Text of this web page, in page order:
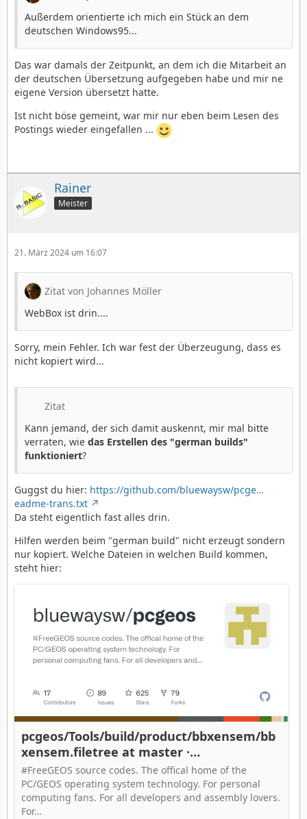
Außerdem orientierte ich mich ein Stück an dem
deutschen Windows95...
Das war damals der Zeitpunkt, an dem ich die Mitarbeit an
der deutschen Übersetzung aufgegeben habe und mir ne
eigene Version übersetzt hatte.
Ist nicht böse gemeint, war mir nur eben beim Lesen des
Postings wieder eingefallen ...
Rainer
Meister
21. März 2024 um 16:07
Zitat von Johannes Möller
WebBox ist drin....
Sorry, mein Fehler. Ich war fest der Überzeugung, dass es
nicht kopiert wird...
Zitat
Kann jemand, der sich damit auskennt, mir mal bitte
verraten, wie das Erstellen des "german builds"
funktioniert?
Guggst du hier: https://github.com/bluewaysw/pcge…
eadme-trans.txt
Da steht eigentlich fast alles drin.
Hilfen werden beim "german build" nicht erzeugt sondern
nur kopiert. Welche Dateien in welchen Build kommen,
steht hier:
pcgeos/Tools/build/product/bbxensem/bb
xensem.filetree at master ·
bluewaysw/pcgeos
#FreeGEOS source codes. The offical home of the
PC/GEOS operating system technology. For personal
computing fans. For all developers and assembly lovers.
For…